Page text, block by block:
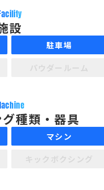
設
駐車場
種類・器具
マシン